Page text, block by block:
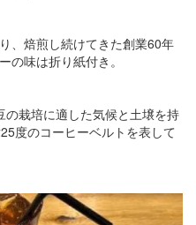
、焙煎し続けてきた創業60年
の味は折り紙付き。
の栽培に適した気候と土壌を持
度のコーヒーベルトを表して